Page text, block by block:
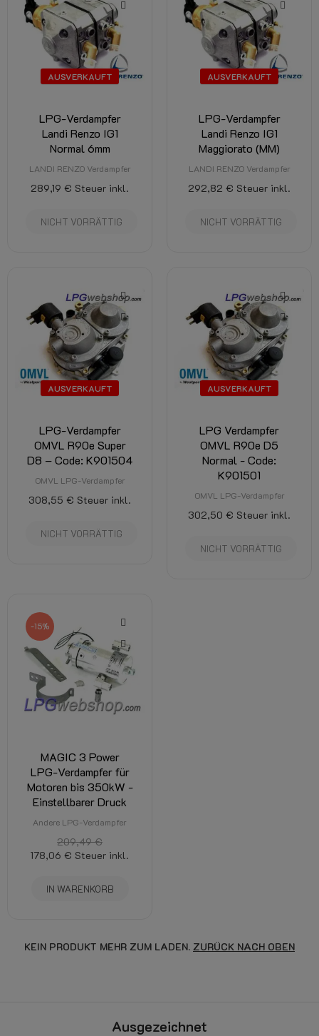
AUSVERKAUFT
LPG-Verdampfer
Landi Renzo IG1
Normal 6mm
LANDI RENZO Verdampfer
289,19 € Steuer inkl.
NICHT VORRÄTTIG
AUSVERKAUFT
LPG-Verdampfer
Landi Renzo IG1
Maggiorato (MM)
LANDI RENZO Verdampfer
292,82 € Steuer inkl.
NICHT VORRÄTTIG
AUSVERKAUFT
LPG-Verdampfer
OMVL R90e Super
D8 – Code: K901504
OMVL LPG-Verdampfer
308,55 € Steuer inkl.
NICHT VORRÄTTIG
AUSVERKAUFT
LPG Verdampfer
OMVL R90e D5
Normal - Code:
K901501
OMVL LPG-Verdampfer
302,50 € Steuer inkl.
NICHT VORRÄTTIG
-15%
MAGIC 3 Power
LPG-Verdampfer für
Motoren bis 350kW -
Einstellbarer Druck
Andere LPG-Verdampfer
209,49 €
178,06 € Steuer inkl.
IN WARENKORB
KEIN PRODUKT MEHR ZUM LADEN. ZURÜCK NACH OBEN
Ausgezeichnet